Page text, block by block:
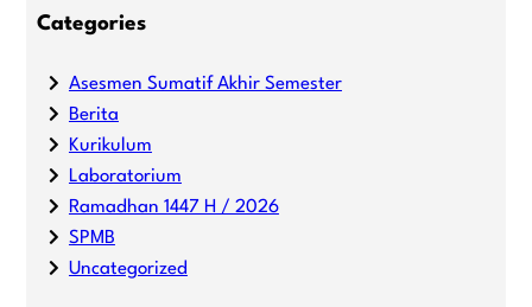
Categories
Asesmen Sumatif Akhir Semester
Berita
Kurikulum
Laboratorium
Ramadhan 1447 H / 2026
SPMB
Uncategorized